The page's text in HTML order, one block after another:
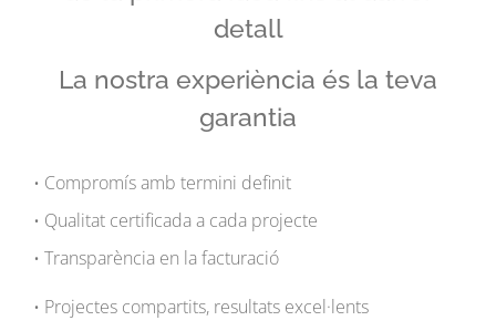
detall
La nostra experiència és la teva
garantia
• Compromís amb termini definit
• Qualitat certificada a cada projecte
• Transparència en la facturació
• Projectes compartits, resultats excel·lents